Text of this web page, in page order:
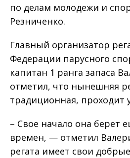
по делам молодежи и
Резниченко.
Главный организатор
Федерации парусного
капитан 1 ранга запаса
отметил, что нынешняя
традиционная, проходит
– Свое начало она берет
времен, — отметил
регата имеет свои